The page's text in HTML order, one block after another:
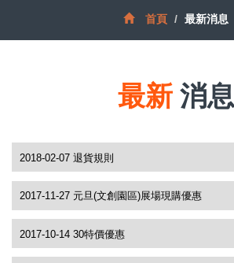
首頁
最新消息
最新消息
2018-02-07 退貨規則
2017-11-27 元旦(文創園區)展場現購優惠
2017-10-14 30特價優惠